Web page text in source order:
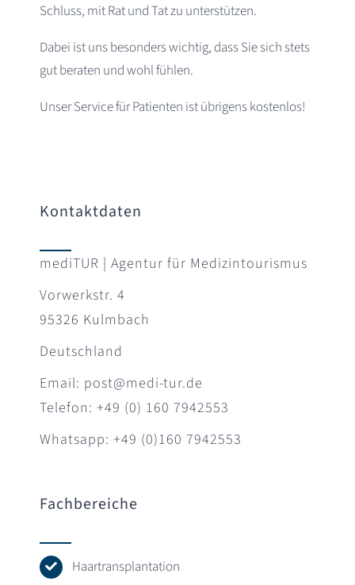
Schluss, mit Rat und Tat zu unterstützen.
Dabei ist uns besonders wichtig, dass Sie sich stets
gut beraten und wohl fühlen.
Unser Service für Patienten ist übrigens kostenlos!
Kontaktdaten
mediTUR | Agentur für Medizintourismus
Vorwerkstr. 4
95326 Kulmbach
Deutschland
Email: post@medi-tur.de
Telefon: +49 (0) 160 7942553
Whatsapp: +49 (0)160 7942553
Fachbereiche
Haartransplantation